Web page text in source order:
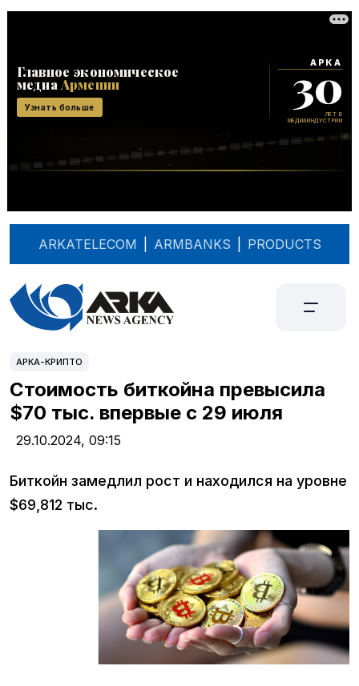
ARKATELECOM ARMBANKS PRODUCTS
АРКА-КРИПТО
Стоимость биткойна превысила
$70 тыс. впервые с 29 июля
29.10.2024, 09:15
Биткойн замедлил рост и находился на уровне
$69,812 тыс.